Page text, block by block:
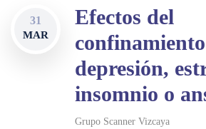
31
MAR
Efectos del
depresión,
insomnio o
Grupo Scanner Vizcaya